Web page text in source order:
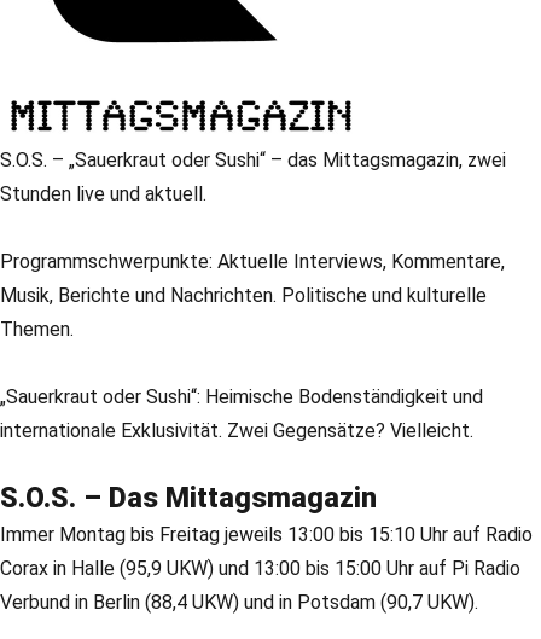
S.O.S. – „Sauerkraut oder Sushi“ – das Mittagsmagazin, zwei
Stunden live und aktuell.
Programmschwerpunkte: Aktuelle Interviews, Kommentare,
Musik, Berichte und Nachrichten. Politische und kulturelle
Themen.
„Sauerkraut oder Sushi“: Heimische Bodenständigkeit und
internationale Exklusivität. Zwei Gegensätze? Vielleicht.
S.O.S. – Das Mittagsmagazin
Immer Montag bis Freitag jeweils 13:00 bis 15:10 Uhr auf Radio
Corax in Halle (95,9 UKW) und 13:00 bis 15:00 Uhr auf Pi Radio
Verbund in Berlin (88,4 UKW) und in Potsdam (90,7 UKW).